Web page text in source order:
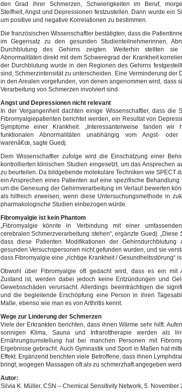
den Grad ihrer Schmerzen, Schwierigkeiten im Beruf,
Steifheit, Angst und Depressionen festzustellen. Dann wurde ein
um positive und negative Korrelationen zu bestimmen.
Die französischen Wissenschaftler bestätigten, dass die
im Gegensatz zu den gesunden Studienteilnehmerinnen,
Durchblutung des Gehirns zeigten. Weiterhin stellten
Abnormalitäten direkt mit dem Schweregrad der Krankheit
der Durchblutung wurde in den Regionen des Gehirns
sind, Schmerzintensität zu unterscheiden. Eine Verminderung der
in den Arealen vorgefunden, von denen angenommen wird, dass
Verarbeitung von Schmerzen involviert sind.
Angst und Depressionen nicht relevant
In der Vergangenheit dachten einige Wissenschaftler, dass die
Fibromyalgiepatienten berichtet werden, ein Resultat von
Symptome einer Krankheit. „Interessanterweise fanden wir
funktionalen Abnormalitäten unabhängig vom Angst- oder
warenâ€œ, sagte Guedj.
Dem Wissenschaftler zufolge wird die Einschätzung einer
kontrollierten klinischen Studien eingesetzt, um das Ansprechen
zu beurteilen. Da bildgebende molekulare Techniken wie SPECT
ein Ansprechen eines Patienten auf eine spezifische Behandlung
um die Genesung der Gehirnverarbeitung im Verlauf bewerten
als hilfreich erweisen, wenn diese Untersuchungsmethode in
pharmakologische Studien einbezogen würde.
Fibromyalgie ist kein Phantom
„Fibromyalgie könnte in Verbindung mit einer
cerebralen Schmerzverarbeitung stehen“, ergänzte Guedj. „Diese
dass diese Patienten Modifikationen der Gehirndurchblutung
gesunden Versuchspersonen nicht gefunden wurden, und sie
dass Fibromyalgie eine „richtige Krankheit / Gesundheitsstörung“
Obwohl über Fibromyalgie oft gedacht wird, dass es ein mit
Zustand ist, werden dabei jedoch keine Entzündungen und
Gewebsschäden verursacht. Allerdings beeinträchtigen die
und die begleitende Erschöpfung eine Person in ihren
Maße, ebenso wie man es von Arthritis kennt.
Wege zur Linderung der Schmerzen
Viele der Erkrankten berichten, dass ihnen Wärme sehr hilft.
sonnigen Klima, Sauna und Infrarottherapie werden als
Ernährungsumstellung hat bei manchen Personen mit
Ergebnisse gebracht. Auch Gymnastik und Sport in Maßen hat
Effekt. Ergänzend berichten viele Betroffene, dass ihnen
bringt, wogegen Massagen oft als zu schmerzhaft angegeben
Autor:
Silvia K. Müller, CSN – Chemical Sensitivity Network, 5. November